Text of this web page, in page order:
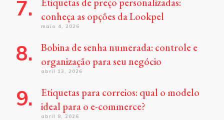
conheça as opções da Lookpel
maio 4, 2026
Bobina de senha numerada: controle e
organização para seu negócio
abril 13, 2026
Etiquetas para correios: qual o modelo
ideal para o e-commerce?
abril 8, 2026